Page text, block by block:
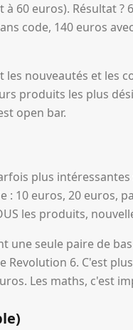
60 euros). Résultat ?
code, 140 euros
nouveautés et les
produits les plus
open bar.
plus
10 euros, 20 euros,
les produits,
une seule paire de
Revolution 6. C'est
Les maths, c'est